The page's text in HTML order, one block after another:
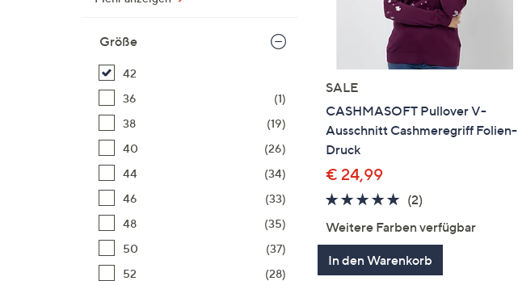
Größe
42
36
(1)
38
(19)
40
(26)
44
(34)
46
(33)
48
(35)
50
(37)
52
(28)
SALE
CASHMASOFT Pullover V-
Ausschnitt Cashmeregriff Folien-
Druck
€ 24,99
5.0
(2)2
Weitere Farben verfügbar
In den Warenkorb